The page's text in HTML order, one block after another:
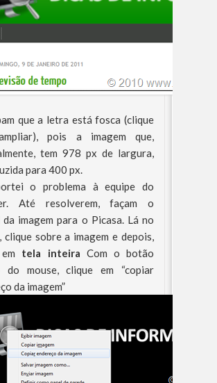
que a letra está fosca (clique
pois a imagem que,
tem 978 px de largura,
para 400 px.
o problema à equipe do
Até resolverem, façam o
da imagem para o Picasa. Lá no
clique sobre a imagem e depois,
tela inteira Com o botão
do mouse, clique em “copiar
da imagem”